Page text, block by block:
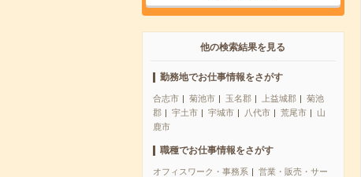
他の検索結果を見る
勤務地でお仕事情報をさがす
合志市 菊池市 玉名郡 上益城郡
菊池
郡
宇土市 宇城市 八代市 荒尾市
山
鹿市
職種でお仕事情報をさがす
オフィスワーク・事務系
営業・販売・サー